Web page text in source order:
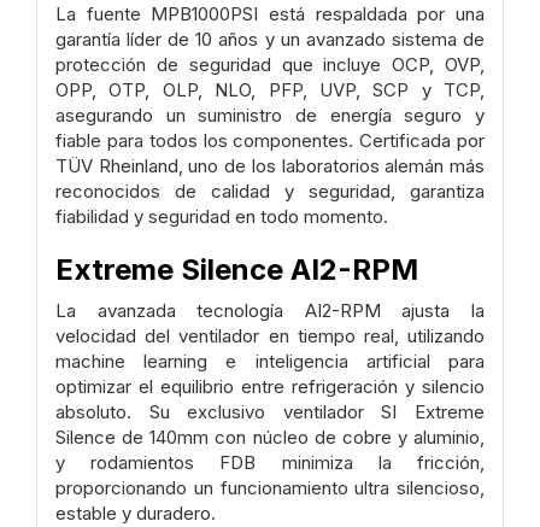
La fuente MPB1000PSI está respaldada por una
garantía líder de 10 años y un avanzado sistema de
protección de seguridad que incluye OCP, OVP,
OPP, OTP, OLP, NLO, PFP, UVP, SCP y TCP,
asegurando un suministro de energía seguro y
fiable para todos los componentes. Certificada por
TÜV Rheinland, uno de los laboratorios alemán más
reconocidos de calidad y seguridad, garantiza
fiabilidad y seguridad en todo momento.
Extreme Silence AI2-RPM
La avanzada tecnología AI2-RPM ajusta la
velocidad del ventilador en tiempo real, utilizando
machine learning e inteligencia artificial para
optimizar el equilibrio entre refrigeración y silencio
absoluto. Su exclusivo ventilador SI Extreme
Silence de 140mm con núcleo de cobre y aluminio,
y rodamientos FDB minimiza la fricción,
proporcionando un funcionamiento ultra silencioso,
estable y duradero.